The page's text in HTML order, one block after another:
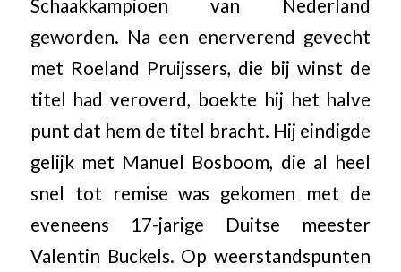
Schaakkampioen van Nederland
geworden. Na een enerverend gevecht
met Roeland Pruijssers, die bij winst de
titel had veroverd, boekte hij het halve
punt dat hem de titel bracht. Hij eindigde
gelijk met Manuel Bosboom, die al heel
snel tot remise was gekomen met de
eveneens 17-jarige Duitse meester
Valentin Buckels. Op weerstandspunten